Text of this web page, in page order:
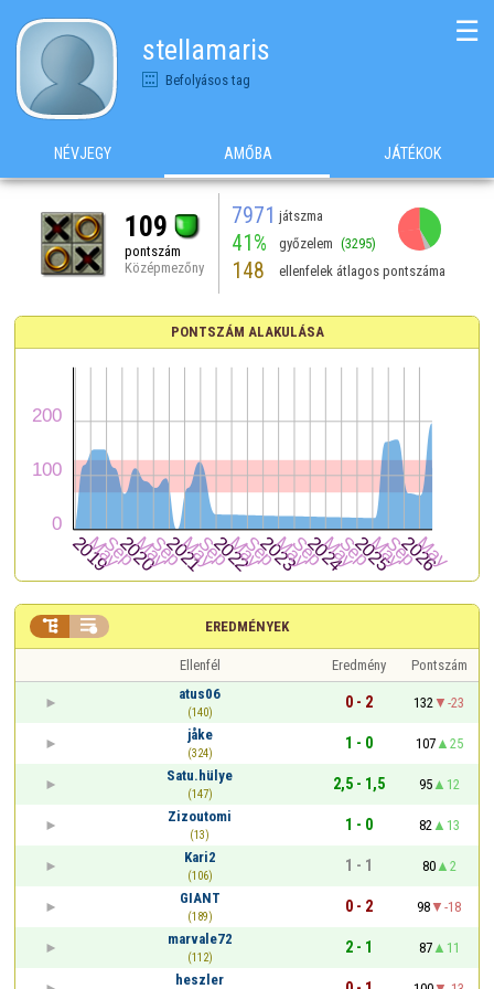
stellamaris
Befolyásos tag
☰
NÉVJEGY AMŐBA JÁTÉKOK
109
pontszám
Középmezőny
7971 játszma
41% győzelem (3295)
148 ellenfelek átlagos pontszáma
PONTSZÁM ALAKULÁSA
EREDMÉNYEK
 
Ellenfél Eredmény
Pontszám
atus06
(140)
0 - 2 132
-23
jåke
(324)
1 - 0 107
25
Satu.hülye
(147)
2,5 - 1,5 95
12
Zizoutomi
(13)
1 - 0 82
13
Kari2
(106)
1 - 1 80
2
GIANT
(189)
0 - 2 98
-18
marvale72
(112)
2 - 1 87
11
heszler